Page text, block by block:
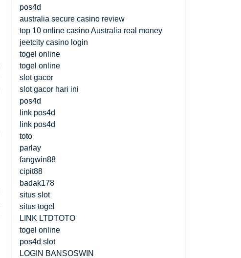
pos4d
australia secure casino review
top 10 online casino Australia real money
jeetcity casino login
togel online
togel online
slot gacor
slot gacor hari ini
pos4d
link pos4d
link pos4d
toto
parlay
fangwin88
cipit88
badak178
situs slot
situs togel
LINK LTDTOTO
togel online
pos4d slot
LOGIN BANSOSWIN